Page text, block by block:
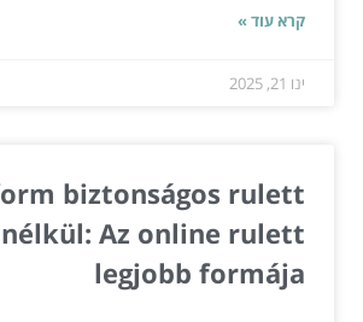
קרא עוד »
ינו 21, 2025
biztonságos rulett
Az online rulett
legjobb formája